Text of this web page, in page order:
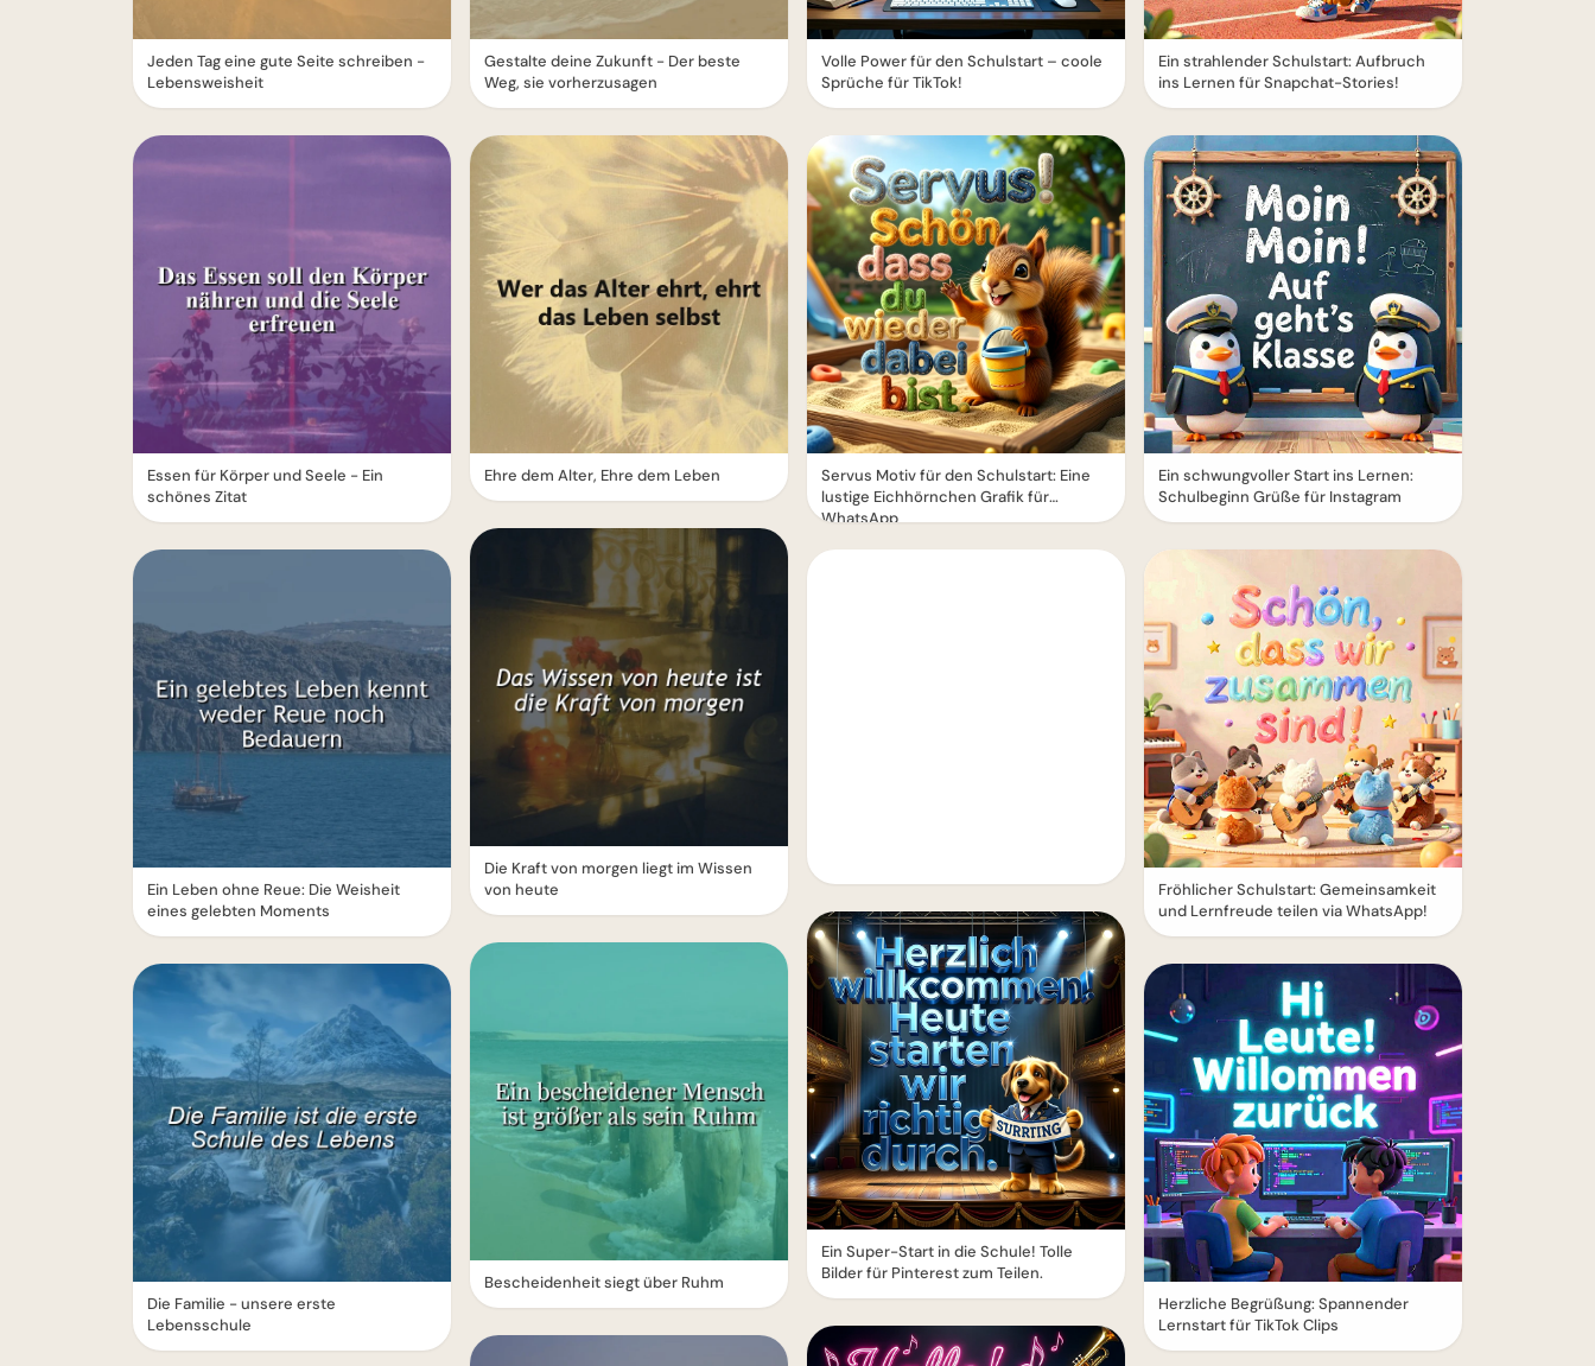
Jeden Tag eine gute Seite schreiben -
Lebensweisheit
Essen für Körper und Seele - Ein
schönes Zitat
Ein Leben ohne Reue: Die Weisheit
eines gelebten Moments
Die Familie - unsere erste
Lebensschule
Gestalte deine Zukunft - Der beste
Weg, sie vorherzusagen
Ehre dem Alter, Ehre dem Leben
Die Kraft von morgen liegt im Wissen
von heute
Bescheidenheit siegt über Ruhm
Volle Power für den Schulstart – coole
Sprüche für TikTok!
Servus Motiv für den Schulstart: Eine
lustige Eichhörnchen Grafik für
WhatsApp
Ein Super-Start in die Schule! Tolle
Bilder für Pinterest zum Teilen.
Ein strahlender Schulstart: Aufbruch
ins Lernen für Snapchat-Stories!
Ein schwungvoller Start ins Lernen:
Schulbeginn Grüße für Instagram
Fröhlicher Schulstart: Gemeinsamkeit
und Lernfreude teilen via WhatsApp!
Herzliche Begrüßung: Spannender
Lernstart für TikTok Clips